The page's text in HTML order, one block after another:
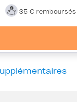
35 € remboursés